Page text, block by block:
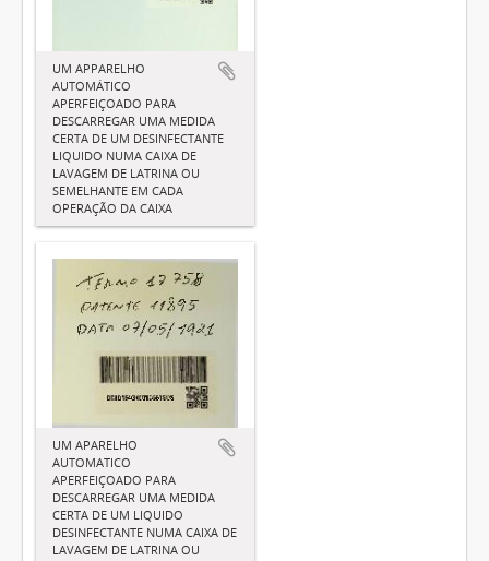
UM APPARELHO
AUTOMÁTICO
APERFEIÇOADO PARA
DESCARREGAR UMA MEDIDA
CERTA DE UM DESINFECTANTE
LIQUIDO NUMA CAIXA DE
LAVAGEM DE LATRINA OU
SEMELHANTE EM CADA
OPERAÇÃO DA CAIXA
UM APARELHO
AUTOMATICO
APERFEIÇOADO PARA
DESCARREGAR UMA MEDIDA
CERTA DE UM LIQUIDO
DESINFECTANTE NUMA CAIXA DE
LAVAGEM DE LATRINA OU